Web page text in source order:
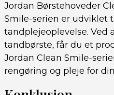
Jordan Børstehoveder
Smile-serien er udviklet
tandplejeoplevelse. Ved
tandbørste, får du et
Jordan Clean Smile-
rengøring og pleje for